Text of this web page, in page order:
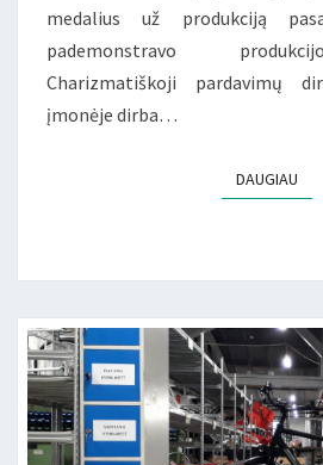
medalius už produkciją
pademonstravo
Charizmatiškoji pardavimų
įmonėje dirba…
DAUGIAU